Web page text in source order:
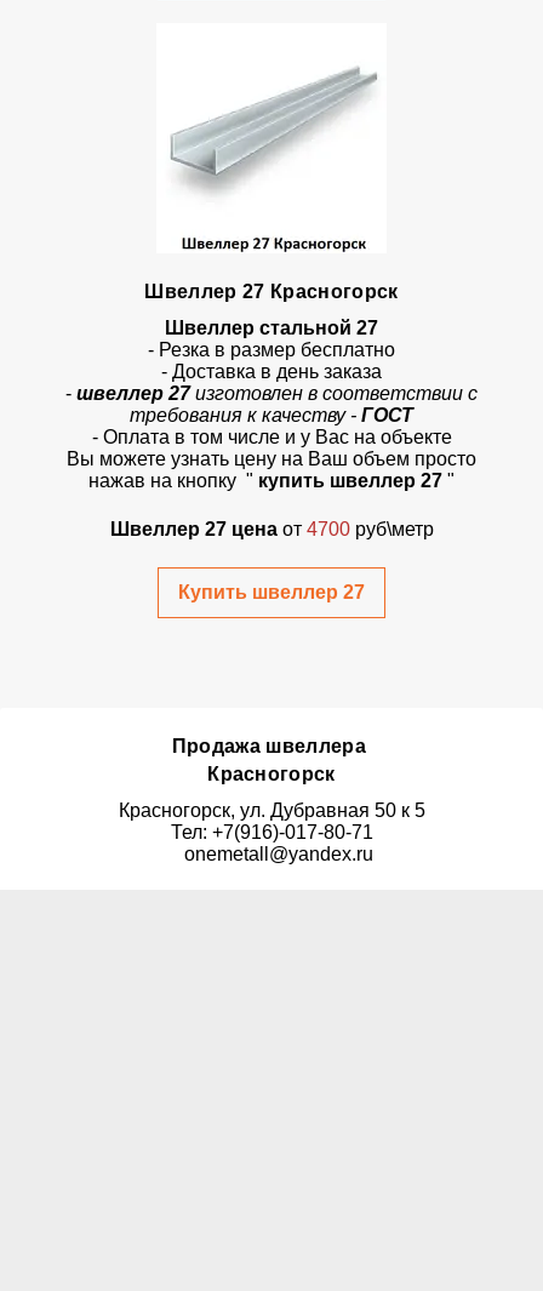
Швеллер 27 Красногорск
Швеллер стальной 27
- Резка в размер бесплатно
- Доставка в день заказа
- швеллер 27изготовлен в соответствии с
требования к качеству - ГОСТ
- Оплата в том числе и у Вас на объекте
Вы можете узнать цену на Ваш объем просто
нажав на кнопку " купить швеллер 27 "
Швеллер 27 цена от 4700 руб\метр
Купить швеллер 27
Продажа швеллера
Красногорск
Красногорск, ул. Дубравная 50 к 5
Тел: +7(916)-017-80-71
onemetall@yandex.ru